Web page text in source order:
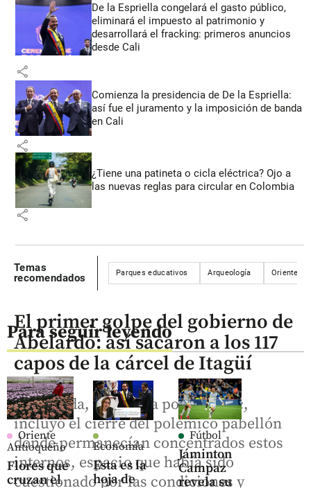
De la Espriella congelará el gasto público,
eliminará el impuesto al patrimonio y
desarrollará el fracking: primeros anuncios
desde Cali
share
Comienza la presidencia de De la Espriella:
así fue el juramento y la imposición de banda
en Cali
share
¿Tiene una patineta o cicla eléctrica? Ojo a
las nuevas reglas para circular en Colombia
share
Temas
recomendados
Parques educativos Arqueología Oriente
Para seguir leyendo
Oriente
Antioqueño
Flores que
cruzan el
Economía
Esta es la
hoja de
Fútbol
Jáminton
Campaz
revela su
El primer golpe del gobierno de
Abelardo: así sacaron a los 117
capos de la cárcel de Itagüí
La medida, ejecutada por el Inpec,
incluyó el cierre del polémico pabellón
donde permanecían concentrados estos
internos, espacio que había sido
cuestionado por las condiciones y